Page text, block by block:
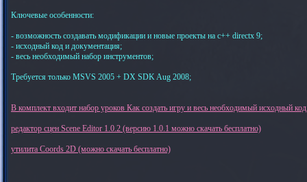
Ключевые особенности:
- возможность создавать модификации и новые проекты на c++ directx 9;
- исходный код и документация;
- весь необходимый набор инструментов;
Требуется только MSVS 2005 + DX SDK Aug 2008;
В комплект входит набор уроков Как создать игру и весь необходимый исходный
редактор сцен Scene Editor 1.0.2 (версию 1.0.1 можно скачать бесплатно)
утилита Coords 2D (можно скачать бесплатно)